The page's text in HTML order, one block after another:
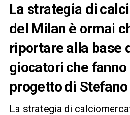
La strategia di
del Milan è ormai
riportare alla base
giocatori che
progetto di
La strategia di